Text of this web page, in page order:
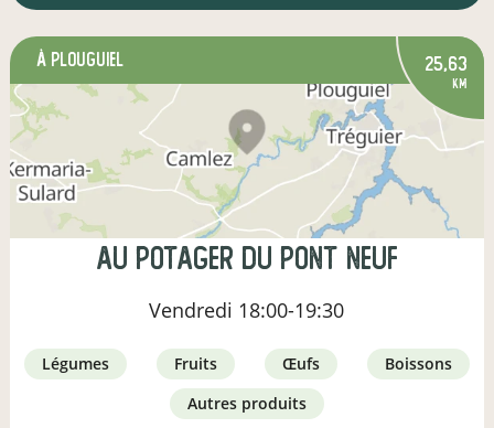
à Plouguiel 25,63
km
Au Potager Du Pont Neuf
Vendredi 18:00-19:30
légumes fruits œufs
boissons
autres produits